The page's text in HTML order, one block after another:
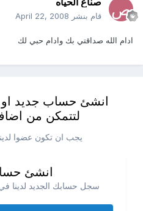
قام بنشر April 22, 2008
ادام الله صداقتي بك وادام حبي لك
انشئ حساب جديد
لتتمكن من
يجب ان تكون عضوا
انشئ
سجل حسابك الجديد لدينا في